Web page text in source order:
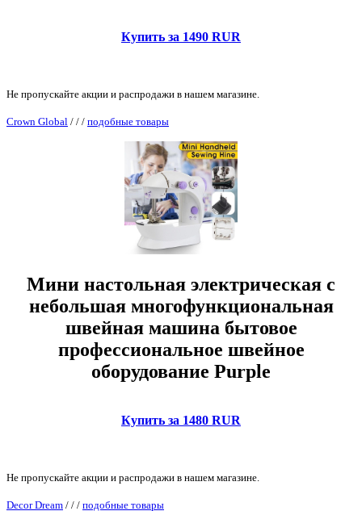
Купить за 1490 RUR
Не пропускайте акции и распродажи в нашем магазине.
Crown Global / / / подобные товары
Мини настольная электрическая c
небольшая многофункциональная
швейная машина бытовое
профессиональное швейное
оборудование Purple
Купить за 1480 RUR
Не пропускайте акции и распродажи в нашем магазине.
Decor Dream / / / подобные товары